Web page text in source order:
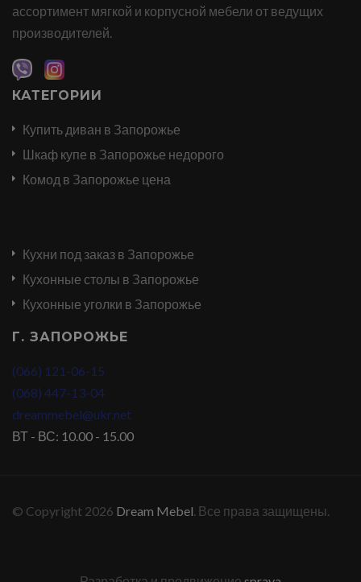
ассортимент мягкой и корпусной мебели от ведущих
производителей.
КАТЕГОРИИ
Купить диван в Запорожье
Шкаф купе в Запорожье недорого
Комод в Запорожье цена
Кухни под заказ в Запорожье
Кухонные столы в Запорожье
Кухонные уголки в Запорожье
Г. ЗАПОРОЖЬЕ
(066) 121-06-15
(068) 447-13-04
dreammebel@ukr.net
ВТ - ВС: 10.00 - 15.00
© Copyright 2026 Dream Mebel . Все права защищены.